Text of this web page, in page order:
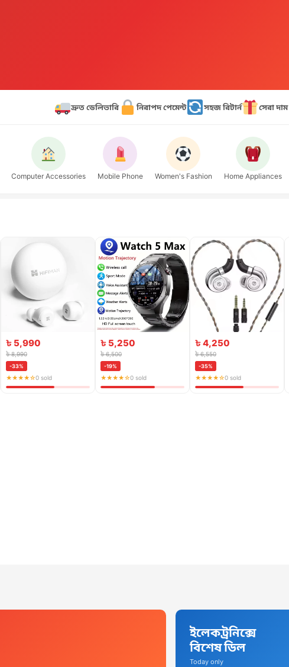
দ্রুত ডেলিভারি নিরাপদ পেমেন্ট সহজ রিটার্ন সেরা দাম
Computer Accessories Mobile Phone Women's Fashion Home Appliances
৳ 5,990
৳ 8,990
-33%
★★★★☆0 sold
৳ 5,250
৳ 6,500
-19%
★★★★☆0 sold
৳ 4,250
৳ 6,550
-35%
★★★★☆0 sold
ইলেকট্রনিক্সে
বিশেষ ডিল
Today only